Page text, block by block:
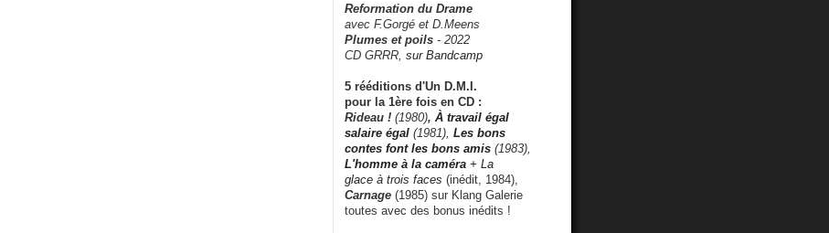
Reformation du Drame
avec F.Gorgé et D.Meens
Plumes et poils - 2022
CD GRRR, sur Bandcamp
5 rééditions d'Un D.M.I.
pour la 1ère fois en CD :
Rideau ! (1980), À travail égal
salaire égal (1981), Les bons
contes font les bons amis (1983),
L'homme à la caméra + La
glace à trois faces (inédit, 1984),
Carnage (1985) sur Klang Galerie
toutes avec des bonus inédits !